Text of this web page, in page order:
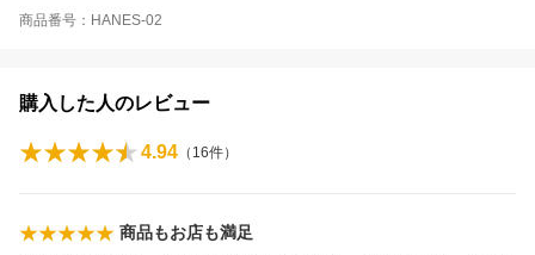
商品番号：HANES-02
購入した人のレビュー
4.94 （ 16件）
商品もお店も満足